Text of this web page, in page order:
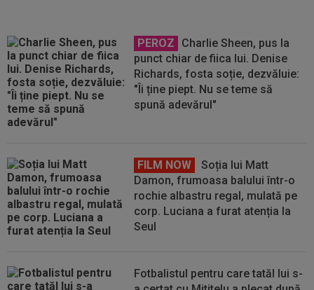
PEROZ
Charlie Sheen, pus la
punct chiar de fiica lui. Denise
Richards, fosta soție, dezvăluie:
"Îi ține piept. Nu se teme să
spună adevărul"
FILM NOW
Soția lui Matt
Damon, frumoasa balului într-o
rochie albastru regal, mulată pe
corp. Luciana a furat atenția la
Seul
Fotbalistul pentru care tatăl lui s-